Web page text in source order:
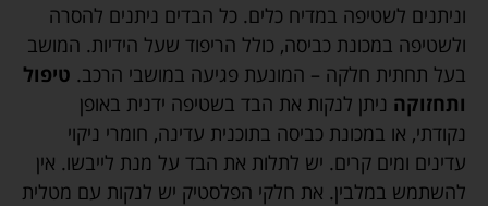
וניתנים לשטיפה במדיח כלים. כל הבדים ניתנים להסרה
ולשטיפה במכונת כביסה, כולל הריפוד שעל הידיות. המושב
בעל תחתית חלקה – המונעת פגיעה במושבי הרכב. טיפול
ותחזוקה ניתן לנקות את הבד בשטיפה ידנית באופן
נקודתי, או במכונת כביסה בתוכנית עדינה, חומרי ניקוי
עדינים ומים קרים. יש לתלות את הבד על מנת לייבשו. אין
להשתמש במלבין. את חלקי הפלסטיק יש לנקות עם מטלית